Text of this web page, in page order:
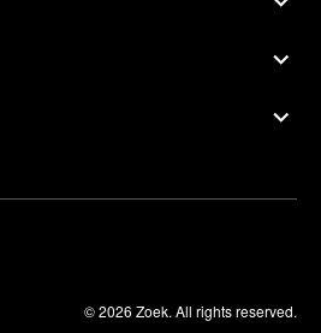
© 2026 Zoek. All rights reserved.